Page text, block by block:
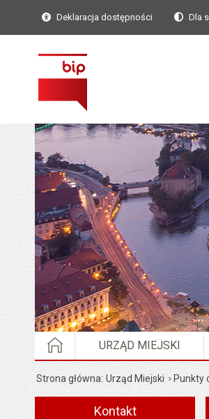
Deklaracja dostępności Dla
STRONA GŁÓWNA
URZĄD MIEJSKI
Strona główna Urząd Miejski Punkty
Kontakt